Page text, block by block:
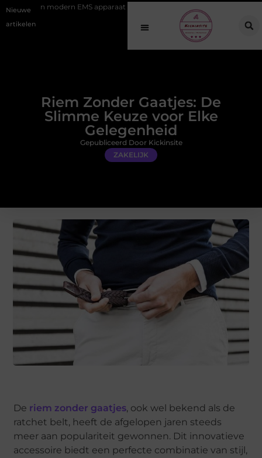
Nieuwe
artikelen
EMS apparaat Hoe online vindbaarheid verandert in 2026
Riem Zonder Gaatjes: De
Slimme Keuze voor Elke
Gelegenheid
ZAKELIJK
Gepubliceerd Door Kickinsite
De riem zonder gaatjes, ook wel bekend als de
ratchet belt, heeft de afgelopen jaren steeds
meer aan populariteit gewonnen. Dit innovatieve
accessoire biedt een perfecte combinatie van stijl,